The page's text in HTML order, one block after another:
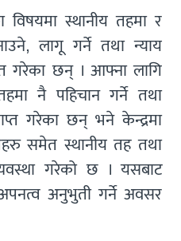
स्थानीय तहमा र
लागू गर्ने तथा न्याय
गरेका छन् । आफ्ना लागि
नै पहिचान गर्ने तथा
गरेका छन् भने केन्द्रमा
समेत स्थानीय तह तथा
गरेको छ । यसबाट
अनुभुती गर्ने अवसर